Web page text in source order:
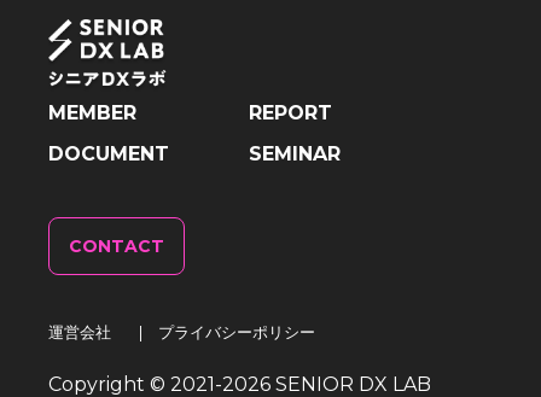
MEMBER
REPORT
DOCUMENT
SEMINAR
CONTACT
運営会社 | プライバシーポリシー
Copyright © 2021-2026 SENIOR DX LAB